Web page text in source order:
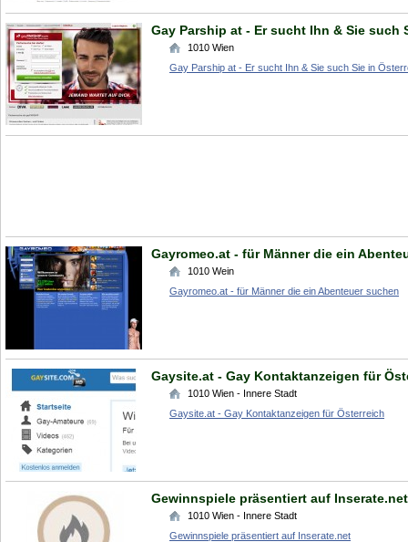
Gay Parship at - Er sucht Ihn & Sie such
1010 Wien
Gay Parship at - Er sucht Ihn & Sie such Sie in
Gayromeo.at - für Männer die ein
1010 Wein
Gayromeo.at - für Männer die ein Abenteuer suchen
Gaysite.at - Gay Kontaktanzeigen für
1010 Wien - Innere Stadt
Gaysite.at - Gay Kontaktanzeigen für Österreich
Gewinnspiele präsentiert auf Inserate.net
1010 Wien - Innere Stadt
Gewinnspiele präsentiert auf Inserate.net